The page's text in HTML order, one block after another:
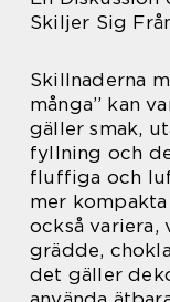
Skiljer Sig
Skillnaderna
många” kan
gäller smak,
fyllning och
fluffiga och
mer
också variera,
grädde,
det gäller